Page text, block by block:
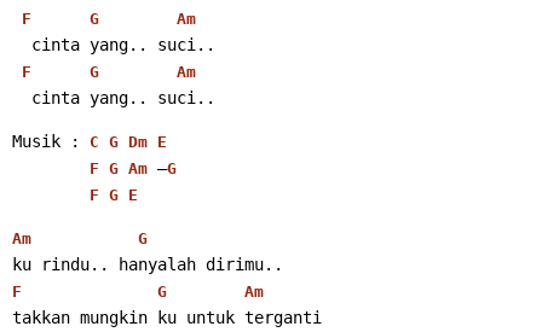
F G Am
  cinta yang.. suci..
F G Am
  cinta yang.. suci..
Musik : C G Dm E
F G Am –G
F G E
Am G
ku rindu.. hanyalah dirimu..
F G Am
takkan mungkin ku untuk terganti